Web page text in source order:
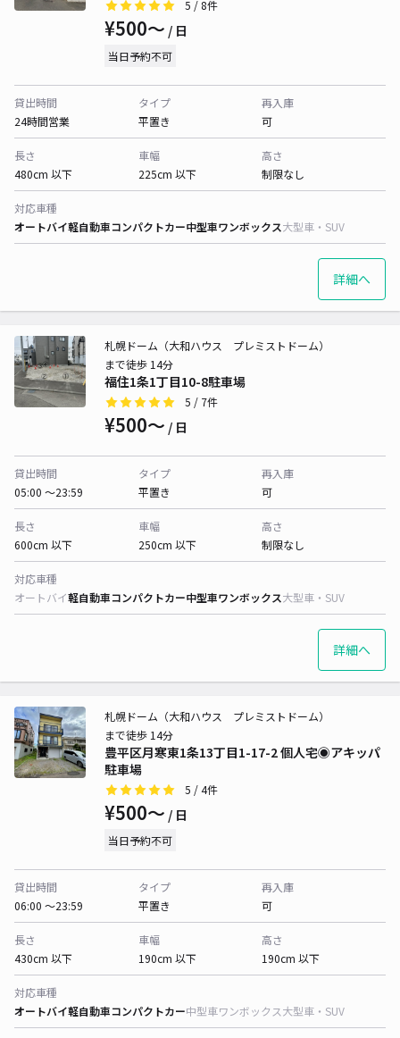
5 / 8件
¥500〜 / 日
当日予約不可
貸出時間
24時間営業
タイプ
平置き
再入庫
可
長さ
480cm 以下
車幅
225cm 以下
高さ
制限なし
対応車種
オートバイ軽自動車コンパクトカー中型車ワンボックス大型車・SUV
詳細へ
福住1条1丁目10-8駐車場
札幌ドーム（大和ハウス プレミストドーム）
まで徒歩 14分
5 / 7件
¥500〜 / 日
貸出時間
05:00 〜23:59
タイプ
平置き
再入庫
可
長さ
600cm 以下
車幅
250cm 以下
高さ
制限なし
対応車種
オートバイ軽自動車コンパクトカー中型車ワンボックス大型車・SUV
詳細へ
豊平区月寒東1条13丁目1-17-2 個人宅◉アキッパ
駐車場
札幌ドーム（大和ハウス プレミストドーム）
まで徒歩 14分
5 / 4件
¥500〜 / 日
当日予約不可
貸出時間
06:00 〜23:59
タイプ
平置き
再入庫
可
長さ
430cm 以下
車幅
190cm 以下
高さ
190cm 以下
対応車種
オートバイ軽自動車コンパクトカー中型車ワンボックス大型車・SUV